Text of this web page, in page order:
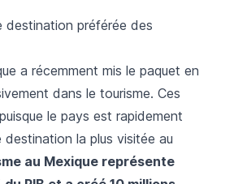
destination préférée des
a récemment mis le paquet en
dans le tourisme. Ces
le pays est rapidement
destination la plus visitée au
au Mexique représente